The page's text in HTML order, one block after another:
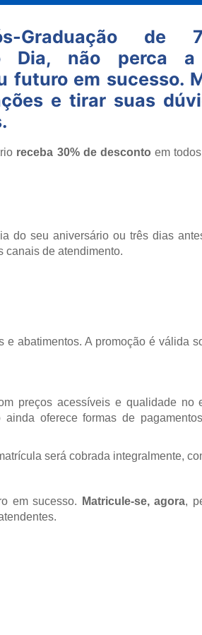
Graduação de
Dia, não perca a
futuro em sucesso.
e tirar suas
receba 30% de desconto em
do seu aniversário ou três dias
canais de atendimento.
abatimentos. A promoção é válida
preços acessíveis e qualidade no
oferece formas de
será cobrada integralmente,
em sucesso.
Matricule-se, agora,
atendentes.